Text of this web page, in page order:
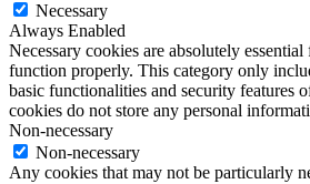
Necessary
Always Enabled
Necessary cookies are absolutely
function properly. This category only
basic functionalities and security features
cookies do not store any personal
Non-necessary
Non-necessary
Any cookies that may not be particularly